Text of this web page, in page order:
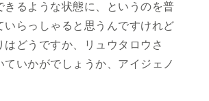
きるような状態に、というのを普
いらっしゃると思うんですけれど
はどうですか、リュウタロウさ
ていかがでしょうか、アイジェノ